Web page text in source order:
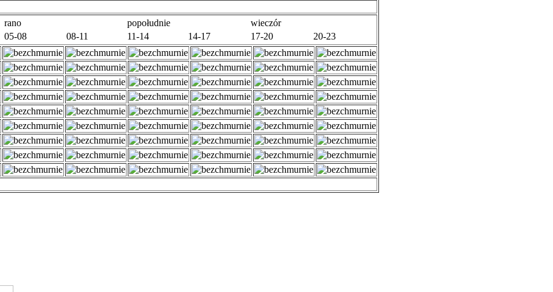
rano popołudnie
wieczór
05-08 08-11 11-14 14-17 17-20
20-23